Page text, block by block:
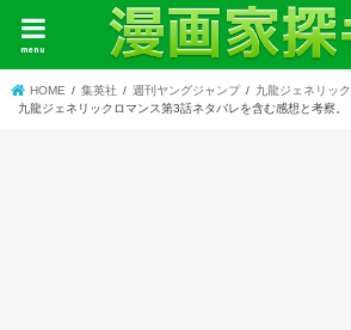
menu
HOME 集英社 週刊ヤングジャンプ
九龍ジェネリッ
九龍ジェネリックロマンス第3話ネタバレを含む感想と考察。